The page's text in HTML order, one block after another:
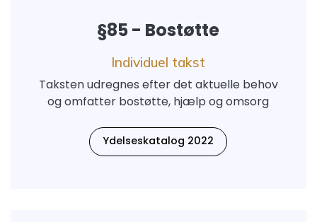
§85 - Bostøtte
Individuel takst
Taksten udregnes efter det aktuelle behov
og omfatter bostøtte, hjælp og omsorg
Ydelseskatalog 2022